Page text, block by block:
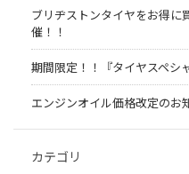
ブリヂストンタイヤをお得に
催！！
期間限定！！『タイヤスペシ
エンジンオイル価格改定のお
カテゴリ